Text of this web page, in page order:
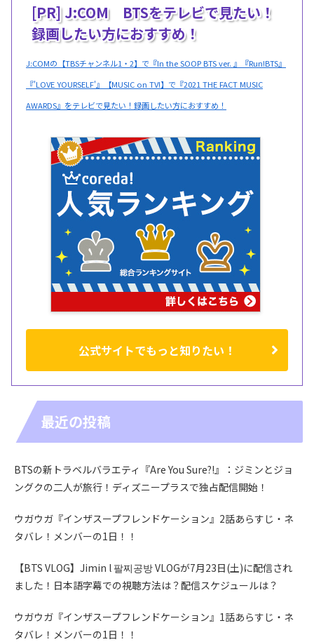
[PR] J:COM BTSをテレビで見たい！
録画したい方におすすめ！
J:COMの【TBSチャンネル1・2】で『In the SOOP BTS ver. 』『Run!BTS』
『'LOVE YOURSELF'』【MUSIC on TV!】で『2021 THE FACT MUSIC
AWARDS』をテレビで見たい！録画したい方におすすめ！
公式サイトでもっと知りたい！
最近の投稿
BTSの新トラベルバラエティ『Are You Sure?!』：ジミンとジョ
ングクの二人が旅行！ディズニープラスで独占配信開始！
ウガウガ『インザスープフレンドケーション』2話あらすじ・ネ
タバレ！メンバーの1日！！
【BTS VLOG】Jimin l 팔찌공방 VLOGが7月23日(土)に配信され
ました！日本語字幕での視聴方法は？配信スケジュールは？
ウガウガ『インザスープフレンドケーション』1話あらすじ・ネ
タバレ！メンバーの1日！！